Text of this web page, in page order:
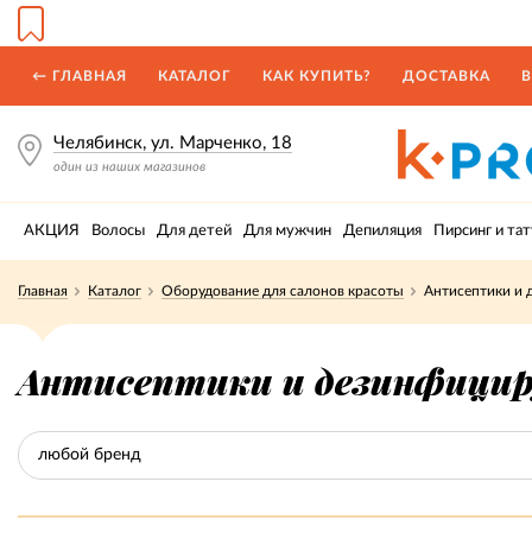
← ГЛАВНАЯ КАТАЛОГ КАК КУПИТЬ? ДОСТАВКА
Челябинск, ул. Марченко, 18
один из наших магазинов
АКЦИЯ Волосы Для детей Для мужчин Депиляция Пирсинг и
Главная Каталог Оборудование для салонов красоты Антисептики и
Антисептики и
любой бренд